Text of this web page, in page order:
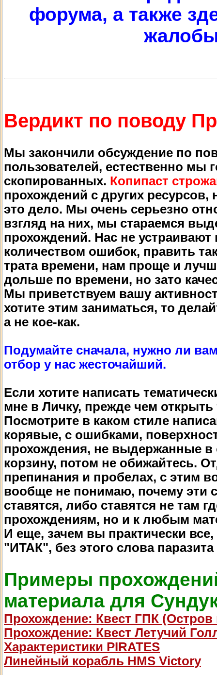
форума, а также
Вердикт по поводу
Мы закончили обсуждение по
пользователей, естественно мы
скопированных. Копипаст
прохождений с других ресурсов,
это дело. Мы очень серьезно
взгляд на них, мы стараемся
прохождений. Нас не
количеством ошибок, править
трата времени, нам проще и
дольше по времени, но зато
Мы приветствуем вашу
хотите этим заниматься, то
а не кое-как.
Подумайте сначала, нужно ли
отбор у нас жесточайший.
Если хотите написать
мне в Личку, прежде чем открыть
Посмотрите в каком стиле
корявые, с ошибками,
прохождения, не выдержанные в
корзину, потом не обижайтесь.
препинания и пробелах, с этим
вообще не понимаю, почему
ставятся, либо ставятся не там
прохождениям, но и к любым
И еще, зачем вы практически
"ИТАК", без этого слова
Примеры
материала для
Прохождение: Квест ГПК
Прохождение: Квест Летучий
Характеристики PIRATES
Линейный корабль HMS Victory